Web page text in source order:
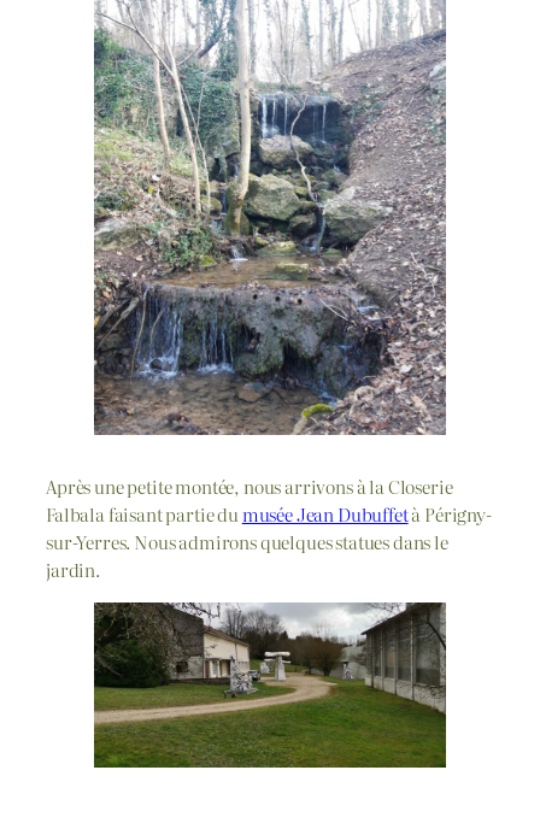
Après une petite montée, nous arrivons à la Closerie
Falbala faisant partie dumusée Jean Dubuffetà Périgny-
sur-Yerres. Nous admirons quelques statues dans le
jardin.